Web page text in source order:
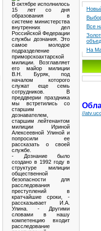
В октябре исполнилось
15 лет со дня
образования в
системе министерства
внутренних дел
Российской Федерации
службы дознания. Это
самое молодое
подразделение
приморскоахтарской
милиции. Возглавляет
его майор милиции
В.Н. Буряк, под
началом которого
служат еще семь
сотрудников. В
преддверии праздника
мы встретились со
старшим
дознавателем,
старшим лейтенантом
милиции Ириной
Алексеевной Улиной и
попросили ее
рассказать о своей
службе.
- Дознание было
создано в 1992 году в
структуре милиции
общественной
безопасности для
расследования
преступлений в
кратчайшие сроки, -
рассказывает И.А.
Улина. - Другими
словами в нашу
компетенцию входит
расследование
Все
На
//